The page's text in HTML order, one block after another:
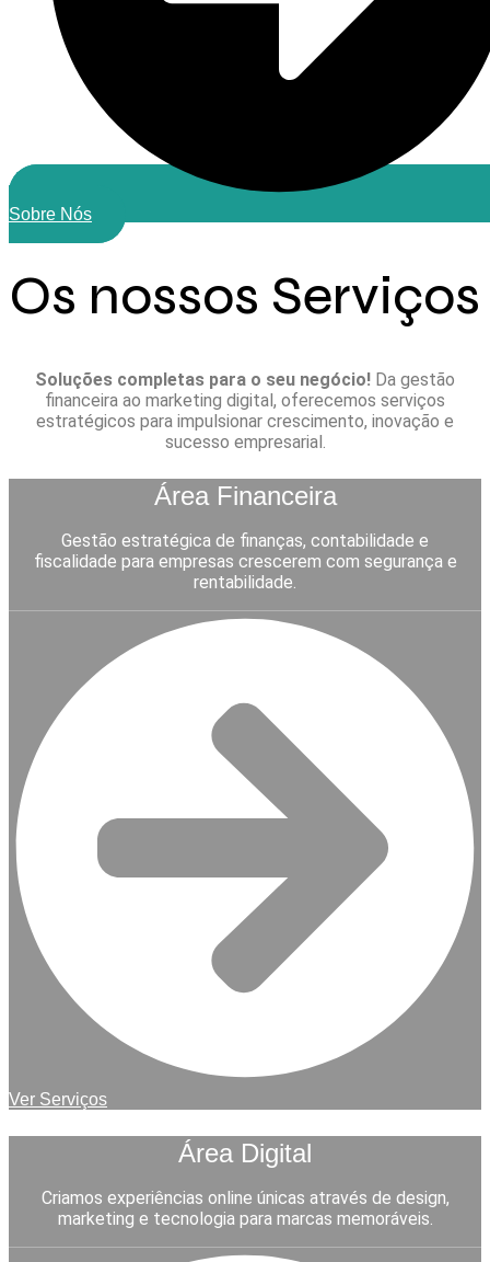
Sobre Nós
Os nossos Serviços
Soluções completas para o seu negócio! Da gestão
financeira ao marketing digital, oferecemos serviços
estratégicos para impulsionar crescimento, inovação e
sucesso empresarial.
Área Financeira
Gestão estratégica de finanças, contabilidade e
fiscalidade para empresas crescerem com segurança e
rentabilidade.
Ver Serviços
Área Digital
Criamos experiências online únicas através de design,
marketing e tecnologia para marcas memoráveis.